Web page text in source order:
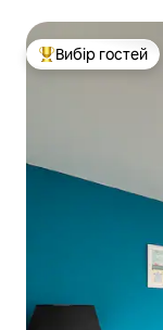
Топ вибір гостей
Вибір гостей